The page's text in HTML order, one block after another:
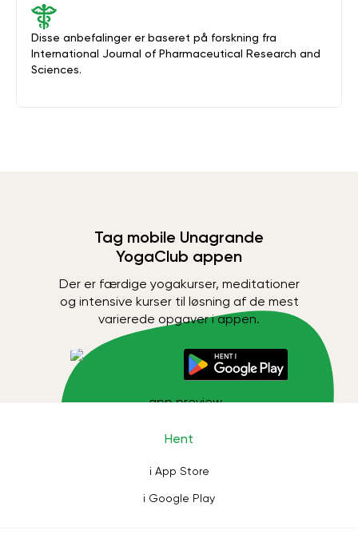
Disse anbefalinger er baseret på forskning fra
International Journal of Pharmaceutical Research and
Sciences.
Tag mobile Unagrande
YogaClub appen
Der er færdige yogakurser, meditationer
og intensive kurser til løsning af de mest
varierede opgaver i appen.
Hent
i App Store
i Google Play